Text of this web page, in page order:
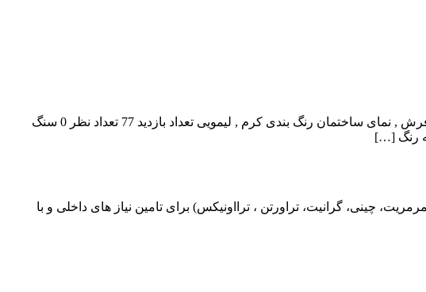
سنگ تراورتن زرد آبنوره قبلی بعدی نام سنگ سنگ تراورتن زرد آبنوره نوع سنگ تراورتن کاربرد جدول سنگی , درپوش , سنگ فرش , نمای ساختمان رنگ بندی کرم , لیمویی تعداد بازدید 77 تعداد نظر 0 سنگ
رنگ […]
چینی، گرانیت، تراورتن ، ترااونیکس) برای تامین نیاز های داخلی و با